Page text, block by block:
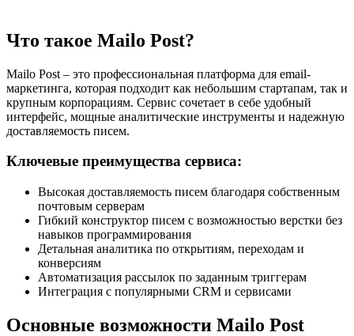
Что такое Mailo Post?
Mailo Post – это профессиональная платформа для email-
маркетинга, которая подходит как небольшим стартапам, так и
крупным корпорациям. Сервис сочетает в себе удобный
интерфейс, мощные аналитические инструменты и надежную
доставляемость писем.
Ключевые преимущества сервиса:
Высокая доставляемость писем благодаря собственным
почтовым серверам
Гибкий конструктор писем с возможностью верстки без
навыков программирования
Детальная аналитика по открытиям, переходам и
конверсиям
Автоматизация рассылок по заданным триггерам
Интеграция с популярными CRM и сервисами
Основные возможности Mailo Post